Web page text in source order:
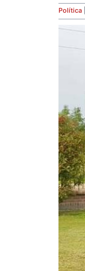
Política